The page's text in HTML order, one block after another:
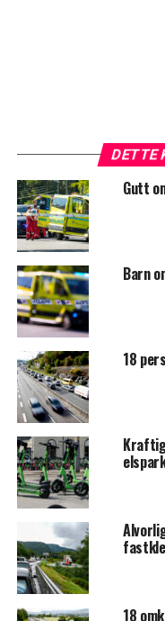
DETTE
Gutt
Barn
18
18